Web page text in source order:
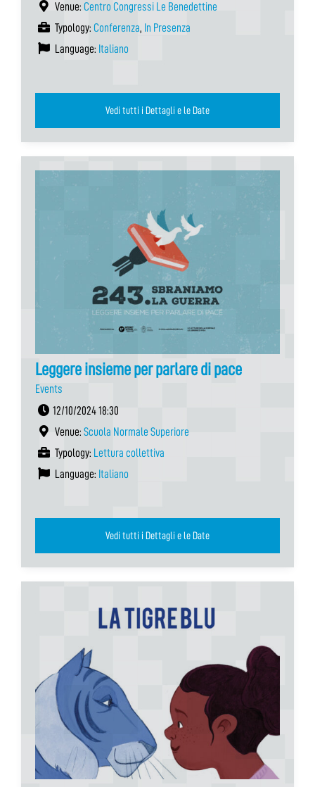
Venue: Centro Congressi Le Benedettine
Typology: Conferenza, In Presenza
Language: Italiano
Vedi tutti i Dettagli e le Date
Leggere insieme per parlare di pace
Events
12/10/2024 18:30
Venue: Scuola Normale Superiore
Typology: Lettura collettiva
Language: Italiano
Vedi tutti i Dettagli e le Date